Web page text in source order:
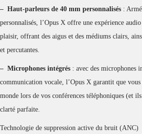
– Haut-parleurs de 40 mm personnalisés :
personnalisés, l’Opus X offre une expérience
plaisir, offrant des aigus et des médiums clairs,
et percutantes.
– Microphones intégrés : avec des microphones
communication vocale, l’Opus X garantit que
monde lors de vos conférences téléphoniques (et
clarté parfaite.
Technologie de suppression active du bruit (ANC)